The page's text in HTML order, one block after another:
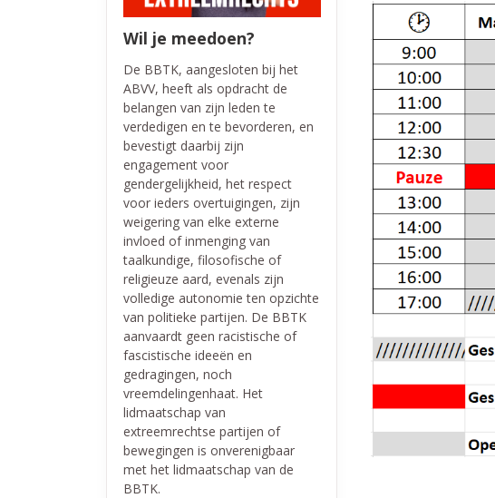
Wil je meedoen?
De BBTK, aangesloten bij het
ABVV, heeft als opdracht de
belangen van zijn leden te
verdedigen en te bevorderen, en
bevestigt daarbij zijn
engagement voor
gendergelijkheid, het respect
voor ieders overtuigingen, zijn
weigering van elke externe
invloed of inmenging van
taalkundige, filosofische of
religieuze aard, evenals zijn
volledige autonomie ten opzichte
van politieke partijen. De BBTK
aanvaardt geen racistische of
fascistische ideeën en
gedragingen, noch
vreemdelingenhaat. Het
lidmaatschap van
extreemrechtse partijen of
bewegingen is onverenigbaar
met het lidmaatschap van de
BBTK.